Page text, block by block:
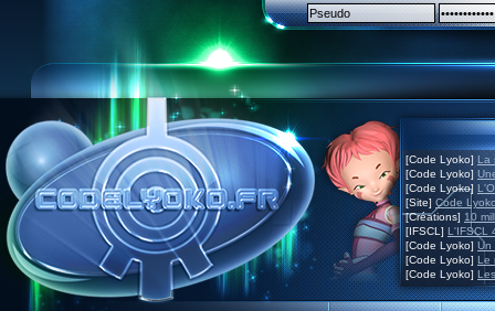
[Code Lyoko] La
[Code Lyoko]
[Code Lyoko]
[Site] Code
[Créations] 10
[IFSCL] L'IFSCL
[Code Lyoko] Un
[Code Lyoko] Le
[Code Lyoko]